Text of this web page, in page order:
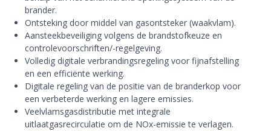
brander.
Ontsteking door middel van gasontsteker (waakvlam).
Aansteekbeveiliging volgens de brandstofkeuze en
controlevoorschriften/-regelgeving.
Volledig digitale verbrandingsregeling voor fijnafstelling
en een efficiënte werking.
Digitale regeling van de positie van de branderkop voor
een verbeterde werking en lagere emissies.
Veelvlamsgasdistributie met integrale
uitlaatgasrecirculatie om de NOx-emissie te verlagen.